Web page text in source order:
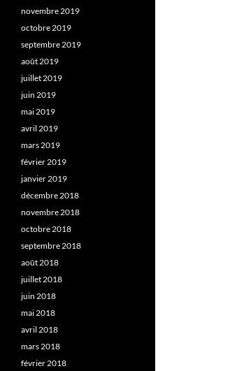
novembre 2019
octobre 2019
septembre 2019
août 2019
juillet 2019
juin 2019
mai 2019
avril 2019
mars 2019
février 2019
janvier 2019
décembre 2018
novembre 2018
octobre 2018
septembre 2018
août 2018
juillet 2018
juin 2018
mai 2018
avril 2018
mars 2018
février 2018